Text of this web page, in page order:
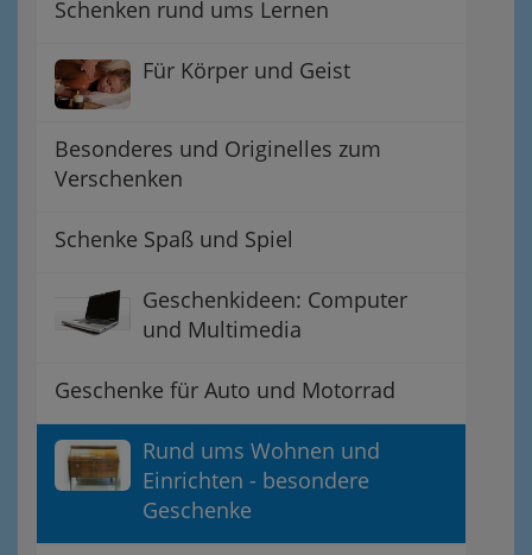
Schenken rund ums Lernen
Für Körper und Geist
Besonderes und Originelles zum
Verschenken
Schenke Spaß und Spiel
Geschenkideen: Computer
und Multimedia
Geschenke für Auto und Motorrad
Rund ums Wohnen und
Einrichten - besondere
Geschenke